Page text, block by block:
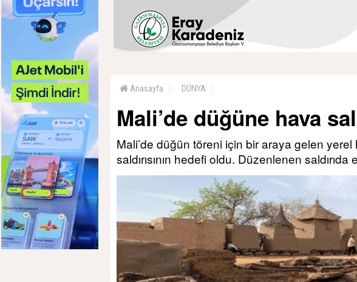
Anasayfa DÜNYA
Mali’de düğüne hava
Mali’de düğün töreni için bir araya gelen
saldırısının hedefi oldu. Düzenlenen